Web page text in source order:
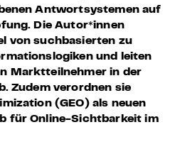
Antwortsystemen auf
Die Autor*innen
von suchbasierten zu
und leiten
Marktteilnehmer in der
Zudem verordnen sie
(GEO) als neuen
für Online-Sichtbarkeit im